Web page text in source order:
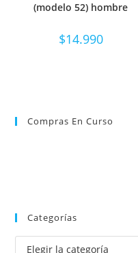
(modelo 52) hombre
$14.990
Compras En Curso
Categorías